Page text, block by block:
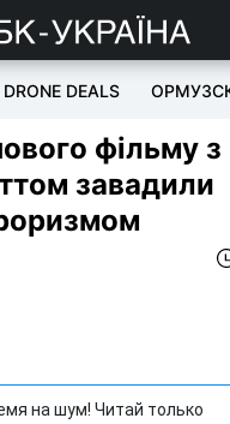
DRONE DEALS
фільму з
завадили
на шум! Читай только